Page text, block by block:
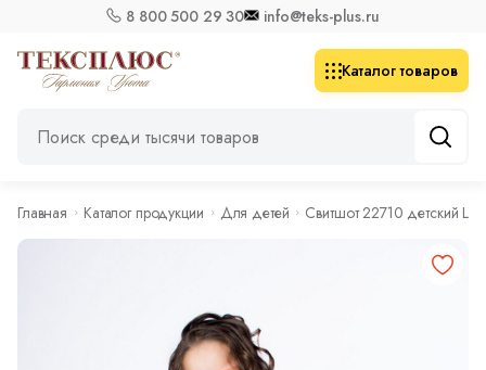
8 800 500 29 30 info@teks-plus.ru
Каталог товаров
Главная Каталог продукции Для детей Свитшот 22710 детский